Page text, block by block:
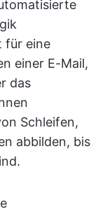
für eine
einer E-Mail,
das
Schleifen,
abbilden, bis